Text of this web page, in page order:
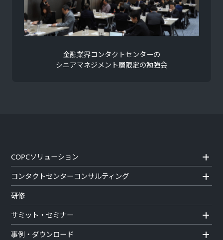
金融業界コンタクトセンターの
シニアマネジメント層限定の勉強会
COPCソリューション
コンタクトセンターコンサルティング
研修
サミット・セミナー
事例・ダウンロード